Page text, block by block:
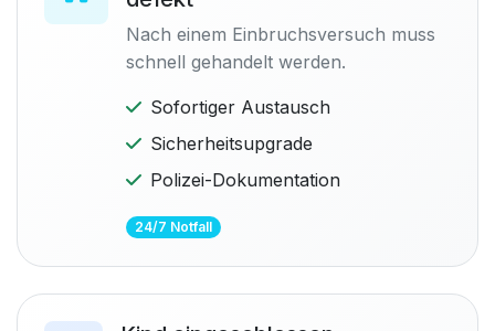
Nach einem Einbruchsversuch muss
schnell gehandelt werden.
Sofortiger Austausch
Sicherheitsupgrade
Polizei-Dokumentation
24/7 Notfall